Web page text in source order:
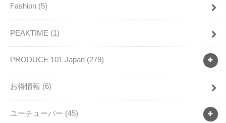
Fashion (5)
PEAKTIME (1)
PRODUCE 101 Japan (279)
お得情報 (6)
ユーチューバー (45)